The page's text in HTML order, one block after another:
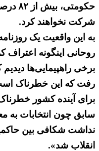
شرکت نخواهند کرد.
به این واقعیت یک
روحانی اینگونه
برخی راهپیمایی‌ها دیدیم
رفت که این خطرناک
برای آینده کشور
سابق چون انتخابات به
نداشت شکافی بین
انقلاب شد».